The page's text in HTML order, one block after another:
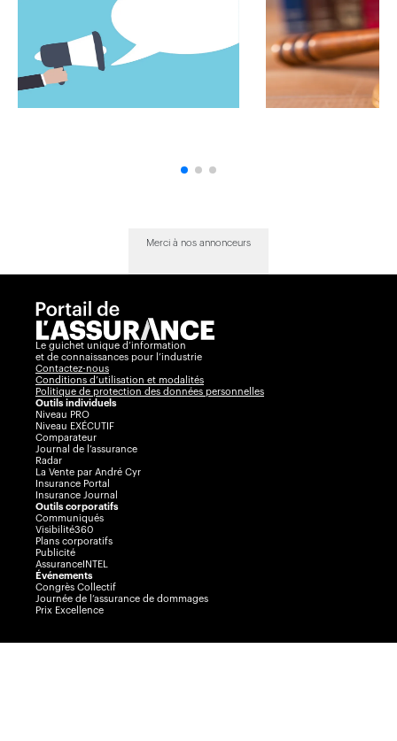
Merci à nos annonceurs
Le guichet unique d’information
et de connaissances pour l’industrie
Contactez-nous
Conditions d’utilisation et modalités
Politique de protection des données personnelles
Outils individuels
Niveau PRO
Niveau EXÉCUTIF
Comparateur
Journal de l’assurance
Radar
La Vente par André Cyr
Insurance Portal
Insurance Journal
Outils corporatifs
Communiqués
Visibilité360
Plans corporatifs
Publicité
AssuranceINTEL
Événements
Congrès Collectif
Journée de l’assurance de dommages
Prix Excellence